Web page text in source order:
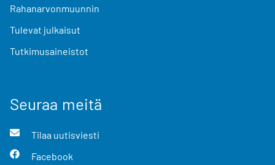
Rahanarvonmuunnin
Tulevat julkaisut
Tutkimusaineistot
Seuraa meitä
Tilaa uutisviesti
Facebook